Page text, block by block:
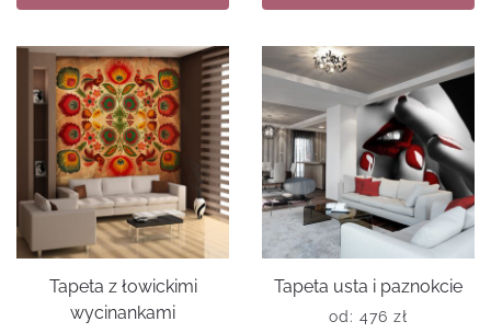
Tapeta z łowickimi
wycinankami
Tapeta usta i paznokcie
od: 476 zł